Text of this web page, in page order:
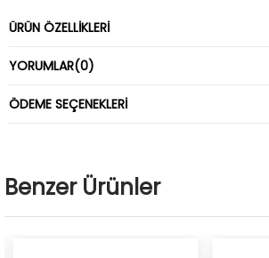
ÜRÜN ÖZELLIKLERI
YORUMLAR(0)
ÖDEME SEÇENEKLERI
Benzer Ürünler